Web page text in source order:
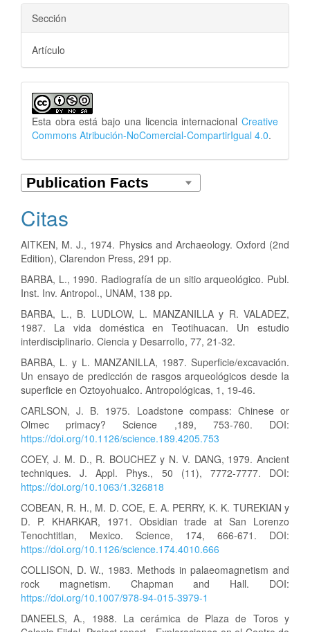
Sección
Artículo
Esta obra está bajo una licencia internacional Creative
Commons Atribución-NoComercial-CompartirIgual 4.0.
Citas
AITKEN, M. J., 1974. Physics and Archaeology. Oxford (2nd
Edition), Clarendon Press, 291 pp.
BARBA, L., 1990. Radiografía de un sitio arqueológico. Publ.
Inst. Inv. Antropol., UNAM, 138 pp.
BARBA, L., B. LUDLOW, L. MANZANILLA y R. VALADEZ,
1987. La vida doméstica en Teotihuacan. Un estudio
interdisciplinario. Ciencia y Desarrollo, 77, 21-32.
BARBA, L. y L. MANZANILLA, 1987. Superficie/excavación.
Un ensayo de predicción de rasgos arqueológicos desde Ia
superficie en Oztoyohualco. Antropológicas, 1, 19-46.
CARLSON, J. B. 1975. Loadstone compass: Chinese or
Olmec primacy? Science ,189, 753-760. DOI:
https://doi.org/10.1126/science.189.4205.753
COEY, J. M. D., R. BOUCHEZ y N. V. DANG, 1979. Ancient
techniques. J. Appl. Phys., 50 (11), 7772-7777. DOI:
https://doi.org/10.1063/1.326818
COBEAN, R. H., M. D. COE, E. A. PERRY, K. K. TUREKIAN y
D. P. KHARKAR, 1971. Obsidian trade at San Lorenzo
Tenochtitlan, Mexico. Science, 174, 666-671. DOI:
https://doi.org/10.1126/science.174.4010.666
COLLISON, D. W., 1983. Methods in palaeomagnetism and
rock magnetism. Chapman and Hall. DOI:
https://doi.org/10.1007/978-94-015-3979-1
DANEELS, A., 1988. La cerámica de Plaza de Toros y